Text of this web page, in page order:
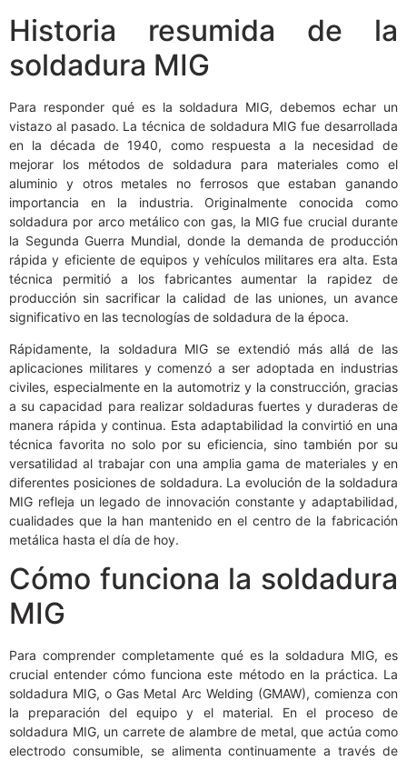
Historia resumida de la
soldadura MIG
Para responder qué es la soldadura MIG, debemos echar un
vistazo al pasado. La técnica de soldadura MIG fue desarrollada
en la década de 1940, como respuesta a la necesidad de
mejorar los métodos de soldadura para materiales como el
aluminio y otros metales no ferrosos que estaban ganando
importancia en la industria. Originalmente conocida como
soldadura por arco metálico con gas, la MIG fue crucial durante
la Segunda Guerra Mundial, donde la demanda de producción
rápida y eficiente de equipos y vehículos militares era alta. Esta
técnica permitió a los fabricantes aumentar la rapidez de
producción sin sacrificar la calidad de las uniones, un avance
significativo en las tecnologías de soldadura de la época.
Rápidamente, la soldadura MIG se extendió más allá de las
aplicaciones militares y comenzó a ser adoptada en industrias
civiles, especialmente en la automotriz y la construcción, gracias
a su capacidad para realizar soldaduras fuertes y duraderas de
manera rápida y continua. Esta adaptabilidad la convirtió en una
técnica favorita no solo por su eficiencia, sino también por su
versatilidad al trabajar con una amplia gama de materiales y en
diferentes posiciones de soldadura. La evolución de la soldadura
MIG refleja un legado de innovación constante y adaptabilidad,
cualidades que la han mantenido en el centro de la fabricación
metálica hasta el día de hoy.
Cómo funciona la soldadura
MIG
Para comprender completamente qué es la soldadura MIG, es
crucial entender cómo funciona este método en la práctica. La
soldadura MIG, o Gas Metal Arc Welding (GMAW), comienza con
la preparación del equipo y el material. En el proceso de
soldadura MIG, un carrete de alambre de metal, que actúa como
electrodo consumible, se alimenta continuamente a través de